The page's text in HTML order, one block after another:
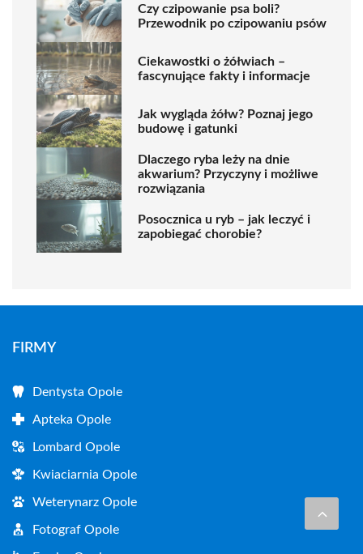
Czy czipowanie psa boli?
Przewodnik po czipowaniu psów
Ciekawostki o żółwiach –
fascynujące fakty i informacje
Jak wygląda żółw? Poznaj jego
budowę i gatunki
Dlaczego ryba leży na dnie
akwarium? Przyczyny i możliwe
rozwiązania
Posocznica u ryb – jak leczyć i
zapobiegać chorobie?
FIRMY
Dentysta Opole
Apteka Opole
Lombard Opole
Kwiaciarnia Opole
Weterynarz Opole
Fotograf Opole